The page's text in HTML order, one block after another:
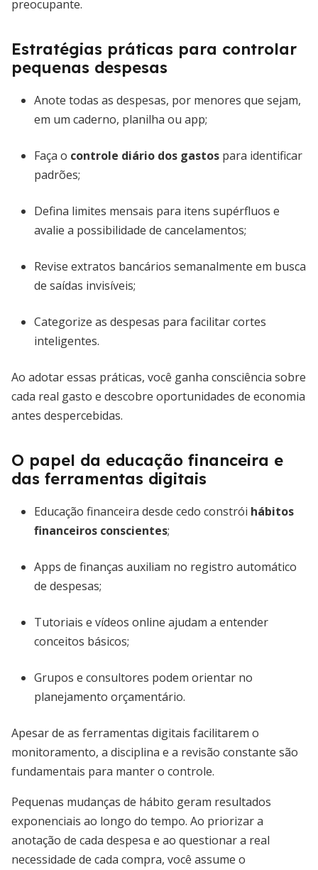
preocupante.
Estratégias práticas para controlar
pequenas despesas
Anote todas as despesas, por menores que sejam,
em um caderno, planilha ou app;
Faça o controle diário dos gastos para identificar
padrões;
Defina limites mensais para itens supérfluos e
avalie a possibilidade de cancelamentos;
Revise extratos bancários semanalmente em busca
de saídas invisíveis;
Categorize as despesas para facilitar cortes
inteligentes.
Ao adotar essas práticas, você ganha consciência sobre
cada real gasto e descobre oportunidades de economia
antes despercebidas.
O papel da educação financeira e
das ferramentas digitais
Educação financeira desde cedo constrói hábitos
financeiros conscientes;
Apps de finanças auxiliam no registro automático
de despesas;
Tutoriais e vídeos online ajudam a entender
conceitos básicos;
Grupos e consultores podem orientar no
planejamento orçamentário.
Apesar de as ferramentas digitais facilitarem o
monitoramento, a disciplina e a revisão constante são
fundamentais para manter o controle.
Pequenas mudanças de hábito geram resultados
exponenciais ao longo do tempo. Ao priorizar a
anotação de cada despesa e ao questionar a real
necessidade de cada compra, você assume o